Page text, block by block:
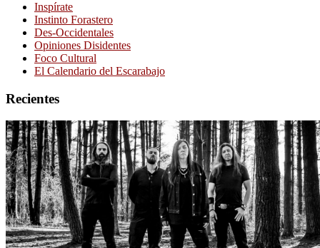
Inspírate
Instinto Forastero
Des-Occidentales
Opiniones Disidentes
Foco Cultural
El Calendario del Escarabajo
Recientes